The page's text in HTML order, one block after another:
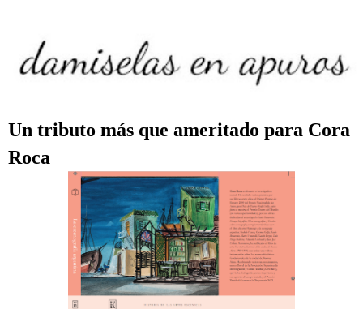
Un tributo más que ameritado para Cora
Roca